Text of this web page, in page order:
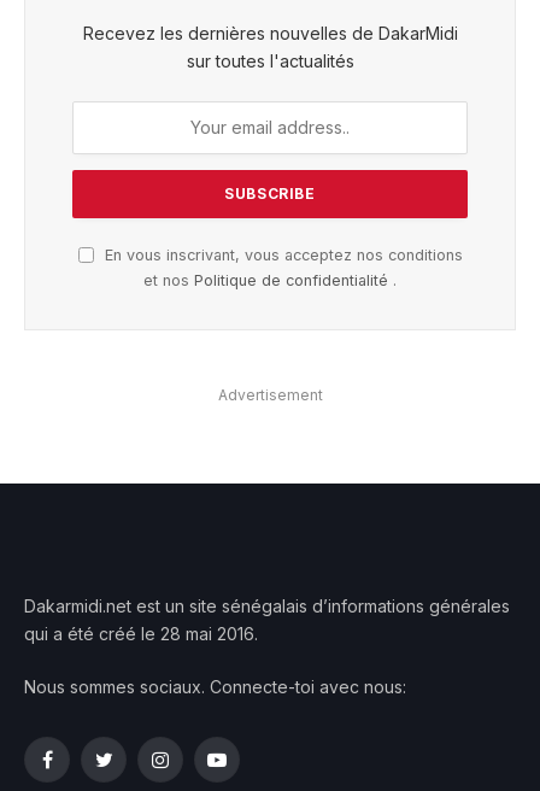
Recevez les dernières nouvelles de DakarMidi
sur toutes l'actualités
En vous inscrivant, vous acceptez nos conditions
et nos Politique de confidentialité .
Advertisement
Dakarmidi.net est un site sénégalais d’informations générales
qui a été créé le 28 mai 2016.
Nous sommes sociaux. Connecte-toi avec nous:
FacebookTwitterInstagramYouTube